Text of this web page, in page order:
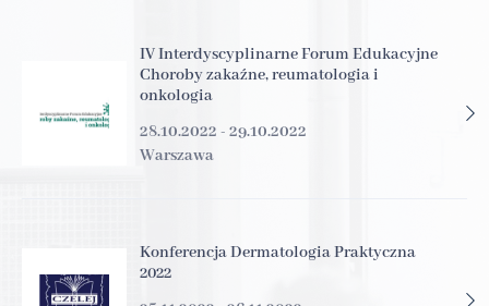
IV Interdyscyplinarne Forum Edukacyjne
Choroby zakaźne, reumatologia i
onkologia
28.10.2022 - 29.10.2022
Warszawa
Konferencja Dermatologia Praktyczna
2022